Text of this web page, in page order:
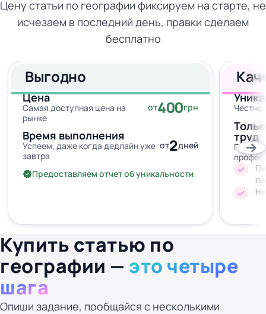
Цену статьи по географии фиксируем на старте, не
исчезаем в последний день, правки сделаем
бесплатно
Выгодно
Цена
Самая доступная цена на
рынке
от400грн
Время выполнения
Успеем, даже когда дедлайн уже
завтра
от2дней
Предоставляем отчет об уникальности
труд
Купить статью по
географии — это четыре
шага
Опиши задание, пообщайся с несколькими